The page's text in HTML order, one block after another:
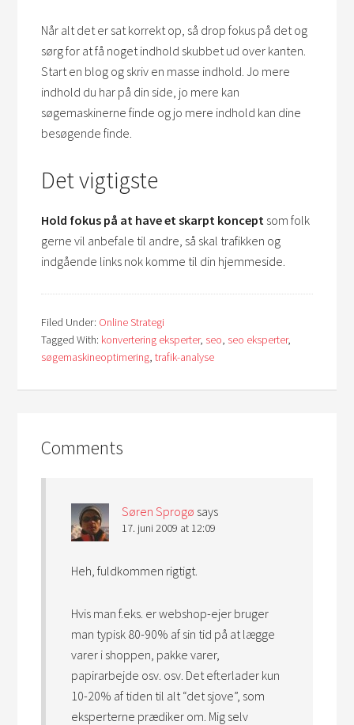
Når alt det er sat korrekt op, så drop fokus på det og
sørg for at få noget indhold skubbet ud over kanten.
Start en blog og skriv en masse indhold. Jo mere
indhold du har på din side, jo mere kan
søgemaskinerne finde og jo mere indhold kan dine
besøgende finde.
Det vigtigste
Hold fokus på at have et skarpt koncept som folk
gerne vil anbefale til andre, så skal trafikken og
indgående links nok komme til din hjemmeside.
Filed Under: Online Strategi
Tagged With: konvertering eksperter, seo, seo eksperter,
søgemaskineoptimering,trafik-analyse
Comments
Søren Sprogø says
17. juni 2009 at 12:09
Heh, fuldkommen rigtigt.
Hvis man f.eks. er webshop-ejer bruger
man typisk 80-90% af sin tid på at lægge
varer i shoppen, pakke varer,
papirarbejde osv. osv. Det efterlader kun
10-20% af tiden til alt “det sjove”, som
eksperterne prædiker om. Mig selv